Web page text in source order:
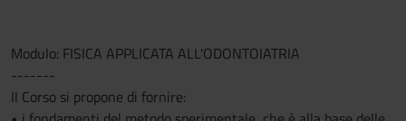
Modulo: FISICA APPLICATA ALL'ODONTOIATRIA
-------
Il Corso si propone di fornire: